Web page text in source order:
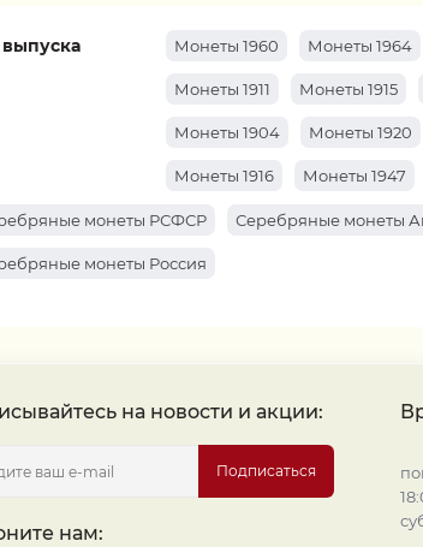
выпуска Монеты 1960 Монеты 1964
Монеты 1911 Монеты 1915
Монеты 1904 Монеты 1920
Монеты 1916 Монеты 1947
монеты РСФСР Серебряные монеты
монеты Россия
на новости и акции:
Подписаться
нам: